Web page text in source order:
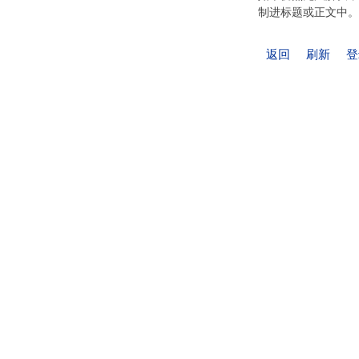
制进标题或正文中。
返回 刷新